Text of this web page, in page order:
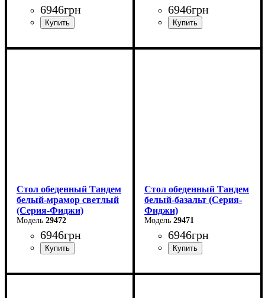
6946грн
Ширина: 120 см
6946грн
Ширина: 120 см
Стол обеденный Тандем
белый-мрамор светлый
(Серия-Фиджи)
29472
6946грн
Ширина: 120 см
Стол обеденный Тандем
белый-базальт (Серия-
Фиджи)
29471
6946грн
Ширина: 120 см